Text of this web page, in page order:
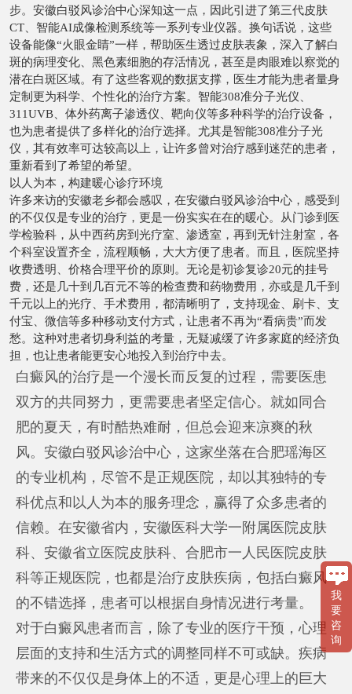
步。安徽白驳风诊治中心深知这一点，因此引进了第三代皮肤
CT、智能AI成像检测系统等一系列专业仪器。换句话说，这些
设备能像“火眼金睛”一样，帮助医生透过皮肤表象，深入了解白
斑的病理变化、黑色素细胞的存活情况，甚至是肉眼难以察觉的
潜在白斑区域。有了这些客观的数据支撑，医生才能为患者量身
定制更为科学、个性化的治疗方案。智能308准分子光仪、
311UVB、体外药离子渗透仪、靶向仪等多种科学的治疗设备，
也为患者提供了多样化的治疗选择。尤其是智能308准分子光
仪，其有效率可达较高以上，让许多曾对治疗感到迷茫的患者，
重新看到了希望的希望。
以人为本，构建暖心诊疗环境
许多来访的安徽老乡都会感叹，在安徽白驳风诊治中心，感受到
的不仅仅是专业的治疗，更是一份实实在在的暖心。从门诊到医
学检验科，从中西药房到光疗室、渗透室，再到无针注射室，各
个科室设置齐全，流程顺畅，大大方便了患者。而且，医院坚持
收费透明、价格合理平价的原则。无论是初诊复诊20元的挂号
费，还是几十到几百元不等的检查费和药物费用，亦或是几千到
千元以上的光疗、手术费用，都清晰明了，支持现金、刷卡、支
付宝、微信等多种移动支付方式，让患者不再为“看病贵”而发
愁。这种对患者切身利益的考量，无疑减缓了许多家庭的经济负
担，也让患者能更安心地投入到治疗中去。
白癜风的治疗是一个漫长而反复的过程，需要医患
双方的共同努力，更需要患者坚定信心。就如同合
肥的夏天，有时酷热难耐，但总会迎来凉爽的秋
风。安徽白驳风诊治中心，这家坐落在合肥瑶海区
的专业机构，尽管不是正规医院，却以其独特的专
科优点和以人为本的服务理念，赢得了众多患者的
信赖。在安徽省内，安徽医科大学一附属医院皮肤
科、安徽省立医院皮肤科、合肥市一人民医院皮肤
科等正规医院，也都是治疗皮肤疾病，包括白癜风
的不错选择，患者可以根据自身情况进行考量。
对于白癜风患者而言，除了专业的医疗干预，心理
层面的支持和生活方式的调整同样不可或缺。疾病
带来的不仅仅是身体上的不适，更是心理上的巨大
我
要
咨
询